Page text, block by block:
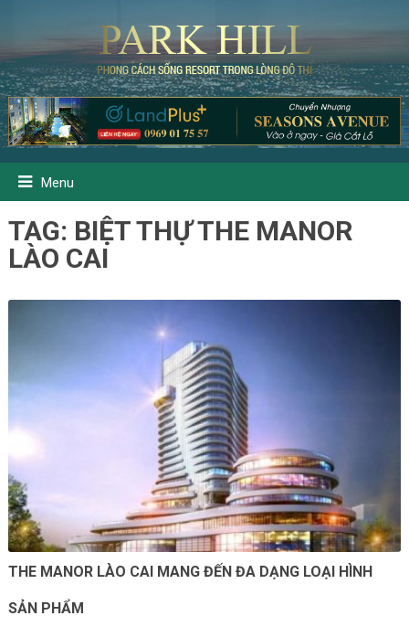
Menu
TAG: BIỆT THỰ THE MANOR
LÀO CAI
THE MANOR LÀO CAI MANG ĐẾN ĐA DẠNG LOẠI HÌNH
SẢN PHẨM